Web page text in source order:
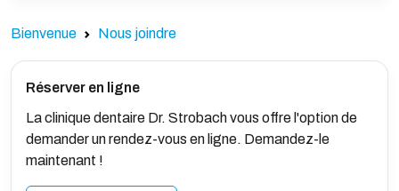
Bienvenue Nous joindre
Réserver en ligne
La clinique dentaire Dr. Strobach vous offre l'option de
demander un rendez-vous en ligne. Demandez-le
maintenant !